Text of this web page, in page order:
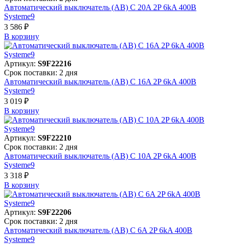
Автоматический выключатель (АВ) C 20A 2P 6kA 400В
Systeme9
3 586 ₽
В корзинy
Артикул: S9F22216
Срок поставки: 2 дня
Автоматический выключатель (АВ) C 16A 2P 6kA 400В
Systeme9
3 019 ₽
В корзинy
Артикул: S9F22210
Срок поставки: 2 дня
Автоматический выключатель (АВ) C 10A 2P 6kA 400В
Systeme9
3 318 ₽
В корзинy
Артикул: S9F22206
Срок поставки: 2 дня
Автоматический выключатель (АВ) C 6A 2P 6kA 400В
Systeme9